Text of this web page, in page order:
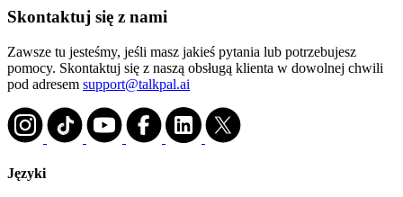
Skontaktuj się z nami
Zawsze tu jesteśmy, jeśli masz jakieś pytania lub potrzebujesz
pomocy. Skontaktuj się z naszą obsługą klienta w dowolnej chwili
pod adresem support@talkpal.ai
Języki